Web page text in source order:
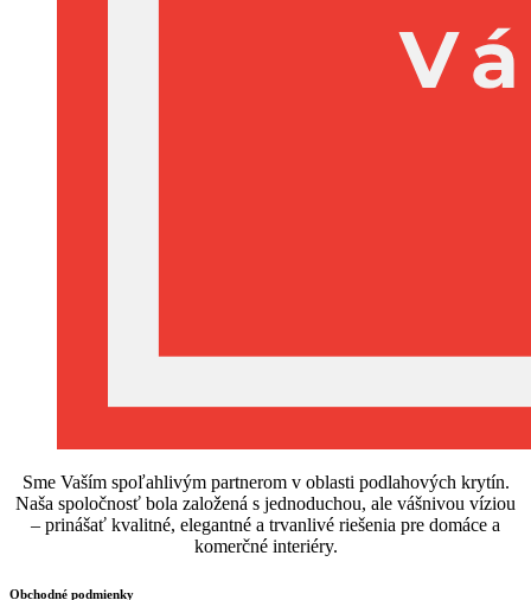
Sme Vaším spoľahlivým partnerom v oblasti podlahových krytín.
Naša spoločnosť bola založená s jednoduchou, ale vášnivou víziou
– prinášať kvalitné, elegantné a trvanlivé riešenia pre domáce a
komerčné interiéry.
Obchodné podmienky